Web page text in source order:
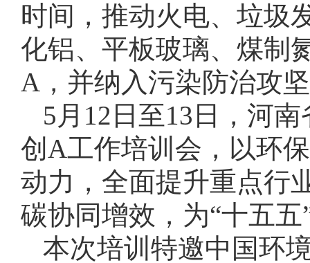
时间，推动火电、垃圾
化铝、平板玻璃、煤制
A，并纳入污染防治攻
5月12日至13日，河
创A工作培训会，以环
动力，全面提升重点行
碳协同增效，为“十五
本次培训特邀中国环